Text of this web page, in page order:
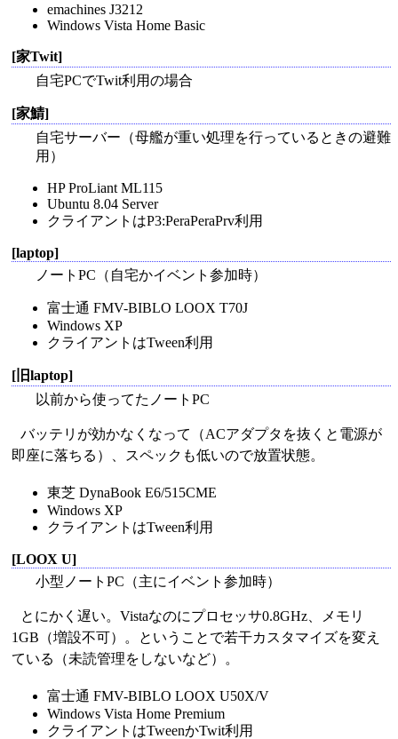
emachines J3212
Windows Vista Home Basic
[家Twit]
自宅PCでTwit利用の場合
[家鯖]
自宅サーバー（母艦が重い処理を行っているときの避難
用）
HP ProLiant ML115
Ubuntu 8.04 Server
クライアントはP3:PeraPeraPrv利用
[laptop]
ノートPC（自宅かイベント参加時）
富士通 FMV-BIBLO LOOX T70J
Windows XP
クライアントはTween利用
[旧laptop]
以前から使ってたノートPC
バッテリが効かなくなって（ACアダプタを抜くと電源が
即座に落ちる）、スペックも低いので放置状態。
東芝 DynaBook E6/515CME
Windows XP
クライアントはTween利用
[LOOX U]
小型ノートPC（主にイベント参加時）
とにかく遅い。Vistaなのにプロセッサ0.8GHz、メモリ
1GB（増設不可）。ということで若干カスタマイズを変え
ている（未読管理をしないなど）。
富士通 FMV-BIBLO LOOX U50X/V
Windows Vista Home Premium
クライアントはTweenかTwit利用